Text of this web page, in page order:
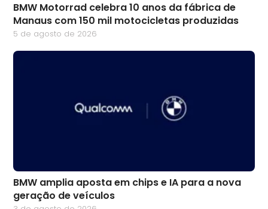
BMW Motorrad celebra 10 anos da fábrica de
Manaus com 150 mil motocicletas produzidas
5 de agosto de 2026
BMW amplia aposta em chips e IA para a nova
geração de veículos